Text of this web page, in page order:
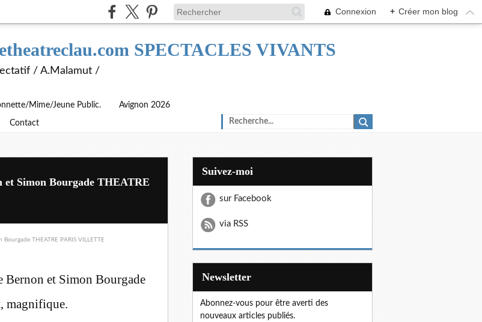
Connexion + Créer mon blog
SPECTACLES VIVANTS
/ A.Malamut /
Mime/Jeune Public. Avignon 2026
Contact
et Simon Bourgade THEATRE
Bernon et Simon Bourgade
magnifique.
Suivez-moi
sur Facebook
via RSS
Newsletter
Abonnez-vous pour être averti des
nouveaux articles publiés.